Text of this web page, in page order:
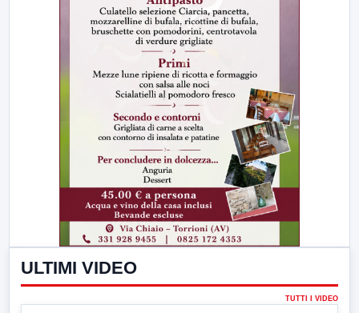
ULTIMI VIDEO
TUTTI I VIDEO